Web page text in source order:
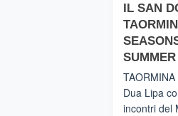
–
i
IL SAN
Dua Lipa
incontri del